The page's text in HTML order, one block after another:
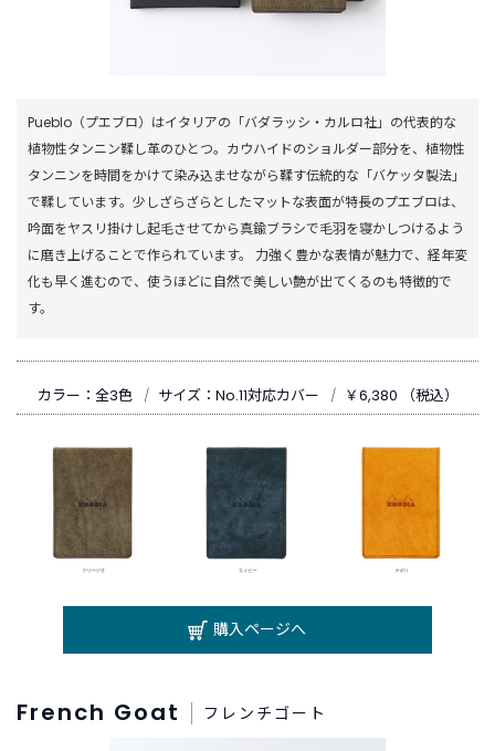
Pueblo（プエブロ）はイタリアの「バダラッシ・カルロ社」の代表的な
植物性タンニン鞣し革のひとつ。カウハイドのショルダー部分を、植物性
タンニンを時間をかけて染み込ませながら鞣す伝統的な「バケッタ製法」
で鞣しています。少しざらざらとしたマットな表面が特長のプエブロは、
吟面をヤスリ掛けし起毛させてから真鍮ブラシで毛羽を寝かしつけるよう
に磨き上げることで作られています。 力強く豊かな表情が魅力で、経年変
化も早く進むので、使うほどに自然で美しい艶が出てくるのも特徴的で
す。
カラー：全3色 ｜ サイズ：No.11対応カバー ｜ ￥6,380 （税込）
購入ページへ
French Goat フレンチゴート